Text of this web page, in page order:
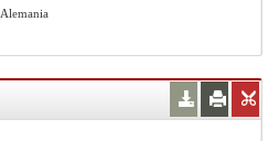
Alemania